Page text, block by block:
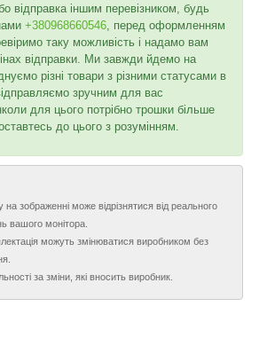
відправка іншим перевізником, будь
+380968660546 , перед оформленням
таку можливість і надамо вам
відправки. Ми завжди йдемо на
різні товари з різними статусами в
зручним для вас
для цього потрібно трошки більше
до цього з розумінням.
на зображенні може відрізнятися від реального
вашого монітора.
можуть змінюватися виробником без
за зміни, які вносить виробник.